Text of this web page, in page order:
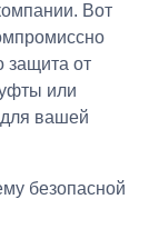
Вот
защита от
или
вашей
безопасной